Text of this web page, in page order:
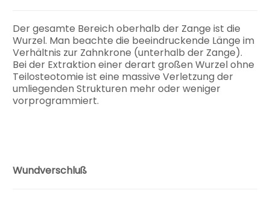
Der gesamte Bereich oberhalb der Zange ist die
Wurzel. Man beachte die beeindruckende Länge im
Verhältnis zur Zahnkrone (unterhalb der Zange).
Bei der Extraktion einer derart großen Wurzel ohne
Teilosteotomie ist eine massive Verletzung der
umliegenden Strukturen mehr oder weniger
vorprogrammiert.
Wundverschluß